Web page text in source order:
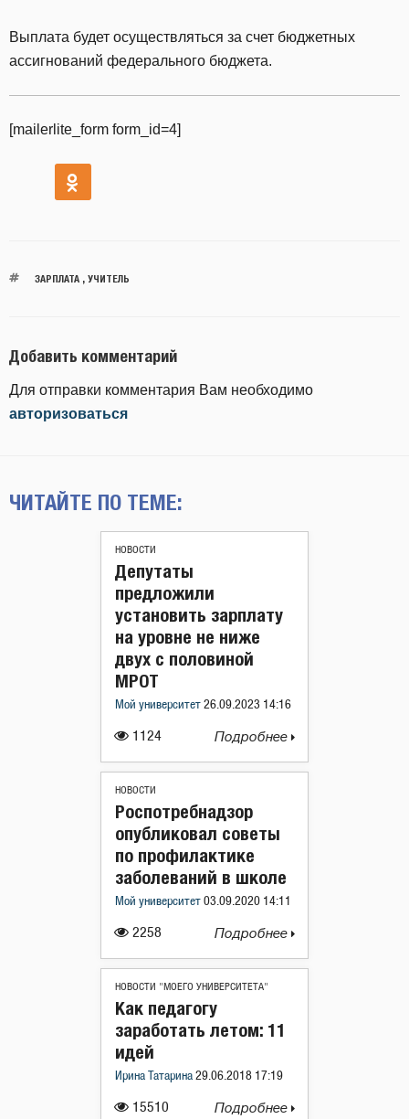
Выплата будет осуществляться за счет бюджетных
ассигнований федерального бюджета.
[mailerlite_form form_id=4]
ЗАРПЛАТА, УЧИТЕЛЬ
Добавить комментарий
Для отправки комментария Вам необходимо
авторизоваться
ЧИТАЙТЕ ПО ТЕМЕ:
НОВОСТИ
1124
Депутаты
предложили
установить зарплату
на уровне не ниже
двух с половиной
МРОТ
Мой университет 26.09.2023 14:16
Подробнее
НОВОСТИ
2258
Роспотребнадзор
опубликовал советы
по профилактике
заболеваний в школе
Мой университет 03.09.2020 14:11
Подробнее
НОВОСТИ "МОЕГО УНИВЕРСИТЕТА"
15510
Как педагогу
заработать летом: 11
идей
Ирина Татарина 29.06.2018 17:19
Подробнее